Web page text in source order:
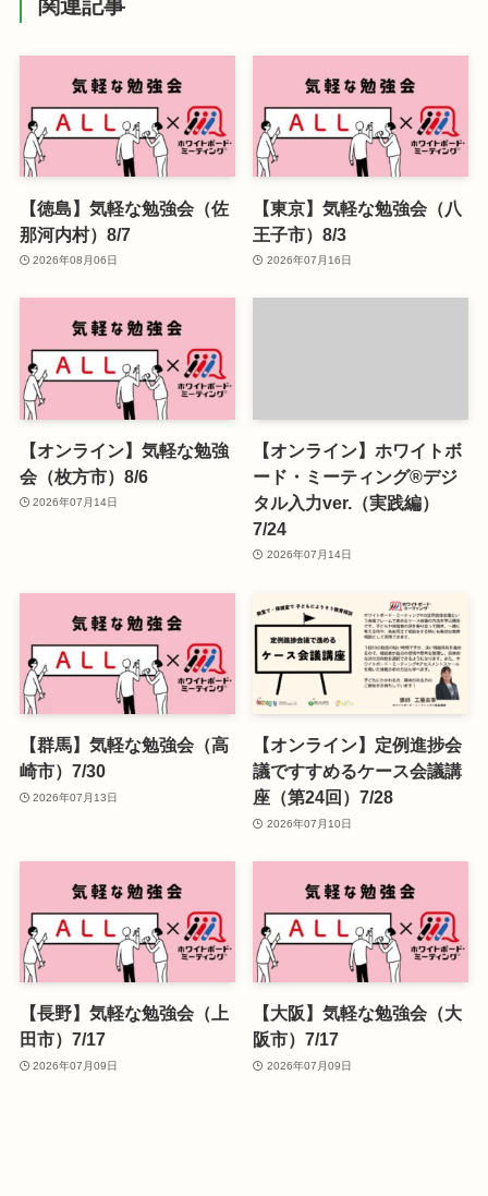
関連記事
【徳島】気軽な勉強会（佐
那河内村）8/7
2026年08月06日
【東京】気軽な勉強会（八
王子市）8/3
2026年07月16日
【オンライン】気軽な勉強
会（枚方市）8/6
2026年07月14日
【オンライン】ホワイトボ
ード・ミーティング®デジ
タル入力ver.（実践編）
7/24
2026年07月14日
【群馬】気軽な勉強会（高
崎市）7/30
2026年07月13日
【オンライン】定例進捗会
議ですすめるケース会議講
座（第24回）7/28
2026年07月10日
【長野】気軽な勉強会（上
田市）7/17
2026年07月09日
【大阪】気軽な勉強会（大
阪市）7/17
2026年07月09日